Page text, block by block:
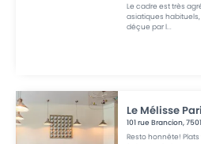
Le cadre est très
asiatiques
déçue par l...
Le Mélisse
101 rue Brancion,
Resto honnête!